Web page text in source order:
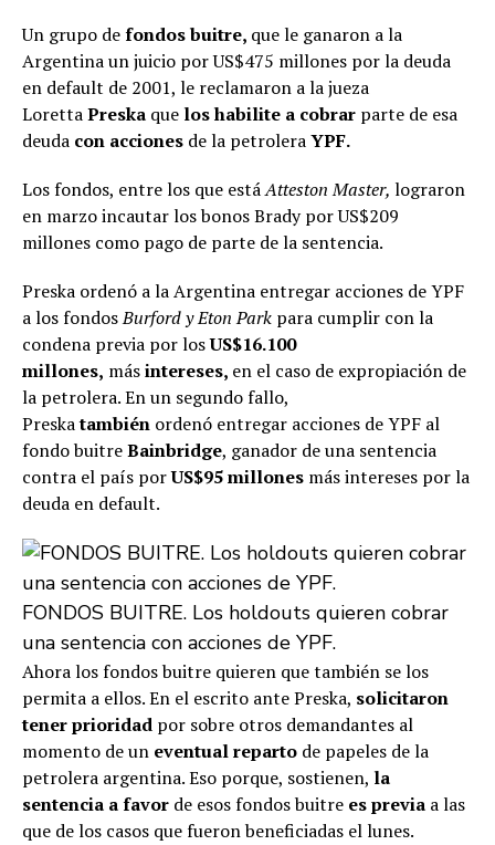
Un grupo defondos buitre, que le ganaron a la
Argentina un juicio por US$475 millones por la deuda
en default de 2001, le reclamaron a la jueza
LorettaPreska que los habilite a cobrar parte de esa
deuda con acciones de la petroleraYPF.
Los fondos, entre los que estáAtteston Master, lograron
en marzo incautar los bonos Brady por US$209
millones como pago de parte de la sentencia.
Preska ordenó a la Argentina entregar acciones de YPF
a los fondosBurford y Eton Park para cumplir con la
condena previa por losUS$16.100
millones, másintereses, en el caso de expropiación de
la petrolera. En un segundo fallo,
Preskatambién ordenó entregar acciones de YPF al
fondo buitreBainbridge, ganador de una sentencia
contra el país porUS$95 millones más intereses por la
deuda en default.
FONDOS BUITRE. Los holdouts quieren cobrar
una sentencia con acciones de YPF.
Ahora los fondos buitre quieren que también se los
permita a ellos. En el escrito ante Preska, solicitaron
tener prioridad por sobre otros demandantes al
momento de un eventual reparto de papeles de la
petrolera argentina. Eso porque, sostienen, la
sentencia a favor de esos fondos buitre es previa a las
que de los casos que fueron beneficiadas el lunes.